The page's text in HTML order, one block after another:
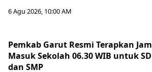
6 Agu 2026, 10:00 AM
Pemkab Garut Resmi Terapkan Jam
Masuk Sekolah 06.30 WIB untuk SD
dan SMP